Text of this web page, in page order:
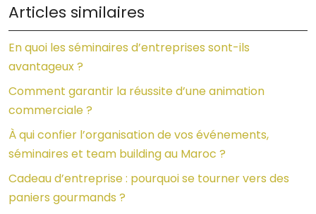
Articles similaires
En quoi les séminaires d’entreprises sont-ils
avantageux ?
Comment garantir la réussite d’une animation
commerciale ?
À qui confier l’organisation de vos événements,
séminaires et team building au Maroc ?
Cadeau d’entreprise : pourquoi se tourner vers des
paniers gourmands ?